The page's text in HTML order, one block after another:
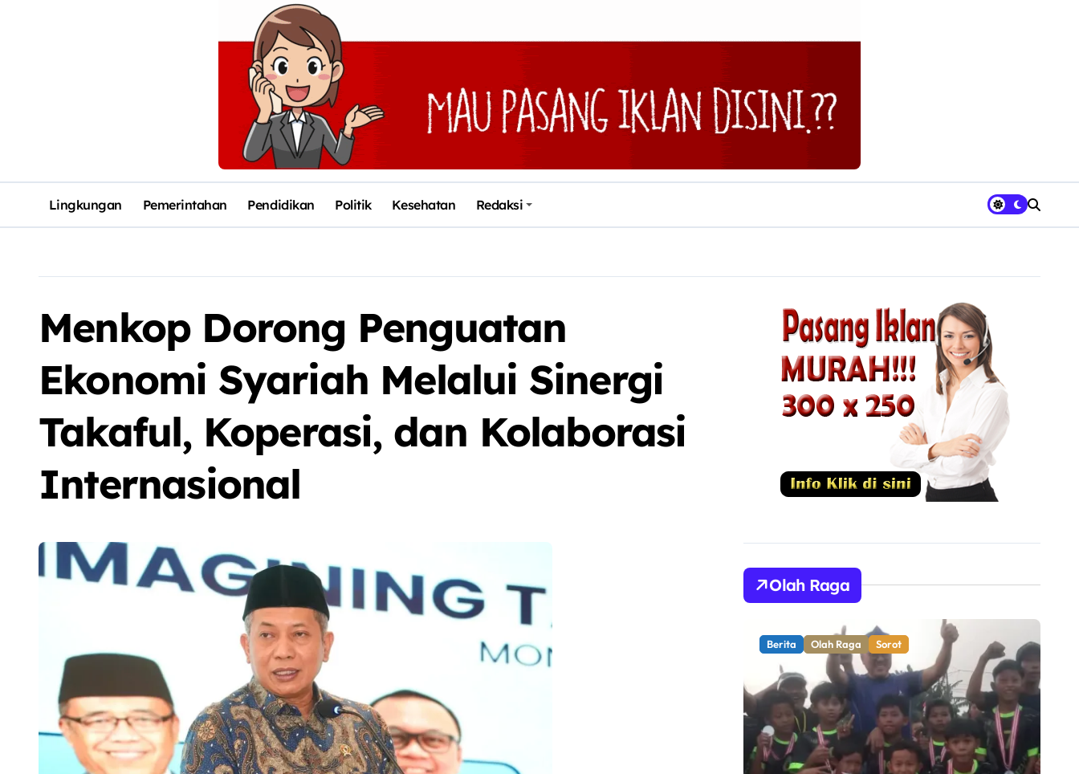
Lingkungan Pemerintahan Pendidikan Politik Kesehatan Redaksi
Menkop Dorong Penguatan
Ekonomi Syariah Melalui Sinergi
Takaful, Koperasi, dan Kolaborasi
Internasional
Olah Raga
Sorot Berita Event Olah Raga Berita Olah Raga Sorot